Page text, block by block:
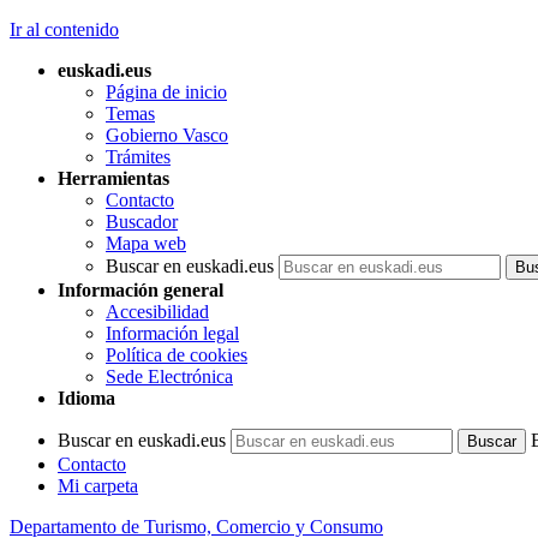
Ir al contenido
euskadi.eus
Página de inicio
Temas
Gobierno Vasco
Trámites
Herramientas
Contacto
Buscador
Mapa web
Buscar en euskadi.eus
Información general
Accesibilidad
Información legal
Política de cookies
Sede Electrónica
Idioma
Buscar en euskadi.eus
Contacto
Mi carpeta
Departamento de Turismo, Comercio y Consumo